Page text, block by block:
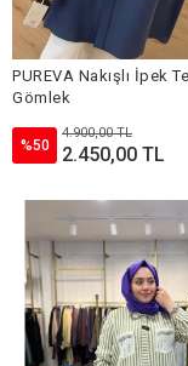
PUREVA Nakışlı İpek
Gömlek
%50
4.900,00 TL
2.450,00 TL